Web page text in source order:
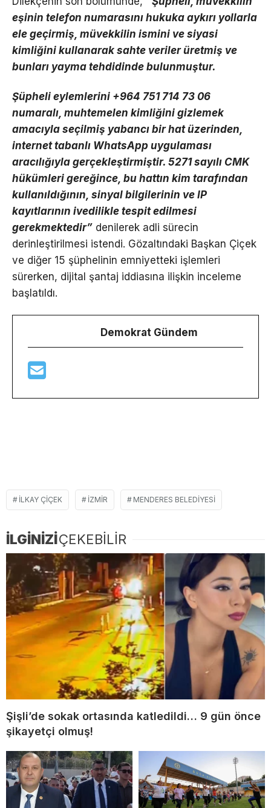
eşinin telefon numarasını hukuka aykırı yollarla
ele geçirmiş, müvekkilin ismini ve siyasi
kimliğini kullanarak sahte veriler üretmiş ve
bunları yayma tehdidinde bulunmuştur.
Şüpheli eylemlerini +964 751 714 73 06
numaralı, muhtemelen kimliğini gizlemek
amacıyla seçilmiş yabancı bir hat üzerinden,
internet tabanlı WhatsApp uygulaması
aracılığıyla gerçekleştirmiştir. 5271 sayılı CMK
hükümleri gereğince, bu hattın kim tarafından
kullanıldığının, sinyal bilgilerinin ve IP
kayıtlarının ivedilikle tespit edilmesi
gerekmektedir” denilerek adli sürecin
derinleştirilmesi istendi. Gözaltındaki Başkan Çiçek
ve diğer 15 şüphelinin emniyetteki işlemleri
sürerken, dijital şantaj iddiasına ilişkin inceleme
başlatıldı.
Demokrat Gündem
ILKAY ÇIÇEK IZMIR MENDERES BELEDIYESI
İLGİNİZİÇEKEBİLİR
Şişli’de sokak ortasında katledildi… 9 gün önce
şikayetçi olmuş!